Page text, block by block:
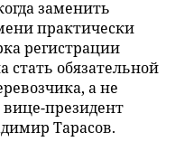
заменить
практически
регистрации
стать обязательной
а не
президент
Тарасов.